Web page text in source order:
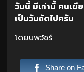
วันนี้ มีเท่านี้ คนเขี
เป็นวันถัดไปครับ
โดยนพวัชร์
Share on